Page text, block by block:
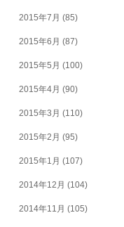
2015年7月 (85)
2015年6月 (87)
2015年5月 (100)
2015年4月 (90)
2015年3月 (110)
2015年2月 (95)
2015年1月 (107)
2014年12月 (104)
2014年11月 (105)